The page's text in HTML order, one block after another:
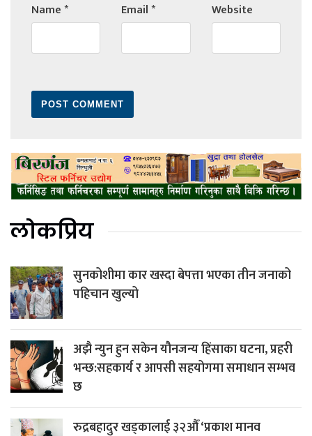
Name* Email* Website
लोकप्रिय
सुनकोशीमा कार खस्दा बेपत्ता भएका तीन जनाको
पहिचान खुल्यो
अझै न्युन हुन सकेन यौनजन्य हिंसाका घटना, प्रहरी
भन्छ:सहकार्य र आपसी सहयोगमा समाधान सम्भव
छ
रुद्रबहादुर खड्कालाई ३२औँ ‘प्रकाश मानव